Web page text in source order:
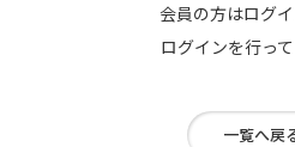
会員の方はログ
ログインを行って
一覧へ戻